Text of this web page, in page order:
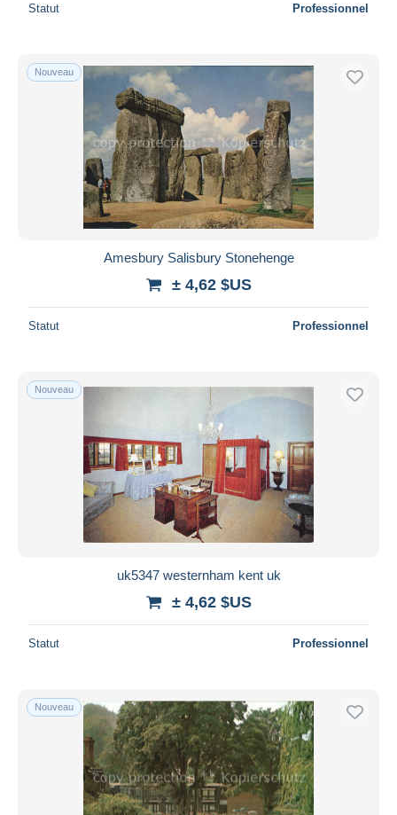
Statut Professionnel
Nouveau
Amesbury Salisbury Stonehenge
± 4,62 $US
Statut Professionnel
Nouveau
uk5347 westernham kent uk
± 4,62 $US
Statut Professionnel
Nouveau